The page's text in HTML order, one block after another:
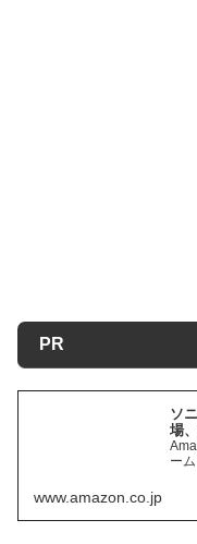
PR
ソ
場
ーム
www.amazon.co.jp